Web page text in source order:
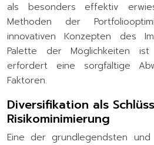
als besonders effektiv
Methoden der
innovativen Konzepten des
Palette der Möglichkeiten
erfordert eine sorgfältige
Faktoren.
Diversifikation als
Risikominimierung
Eine der grundlegendsten und